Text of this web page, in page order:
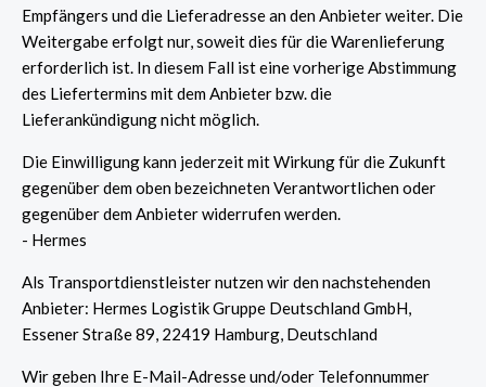
Empfängers und die Lieferadresse an den Anbieter weiter. Die
Weitergabe erfolgt nur, soweit dies für die Warenlieferung
erforderlich ist. In diesem Fall ist eine vorherige Abstimmung
des Liefertermins mit dem Anbieter bzw. die
Lieferankündigung nicht möglich.
Die Einwilligung kann jederzeit mit Wirkung für die Zukunft
gegenüber dem oben bezeichneten Verantwortlichen oder
gegenüber dem Anbieter widerrufen werden.
- Hermes
Als Transportdienstleister nutzen wir den nachstehenden
Anbieter: Hermes Logistik Gruppe Deutschland GmbH,
Essener Straße 89, 22419 Hamburg, Deutschland
Wir geben Ihre E-Mail-Adresse und/oder Telefonnummer